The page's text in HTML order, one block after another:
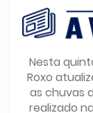
Nesta
Roxo
as chuvas
realizado